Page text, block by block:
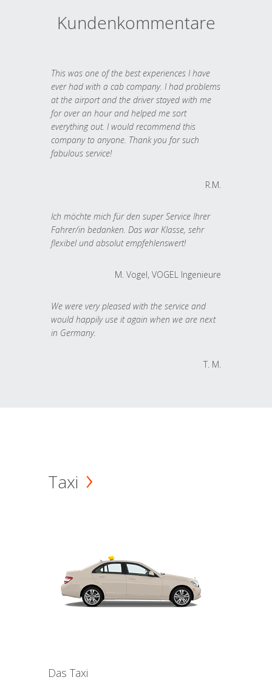
Kundenkommentare
This was one of the best experiences I have
ever had with a cab company. I had problems
at the airport and the driver stayed with me
for over an hour and helped me sort
everything out. I would recommend this
company to anyone. Thank you for such
fabulous service!
R.M.
Ich möchte mich für den super Service Ihrer
Fahrer/in bedanken. Das war Klasse, sehr
flexibel und absolut empfehlenswert!
M. Vogel, VOGEL Ingenieure
We were very pleased with the service and
would happily use it again when we are next
in Germany.
T. M.
Taxi
Das Taxi